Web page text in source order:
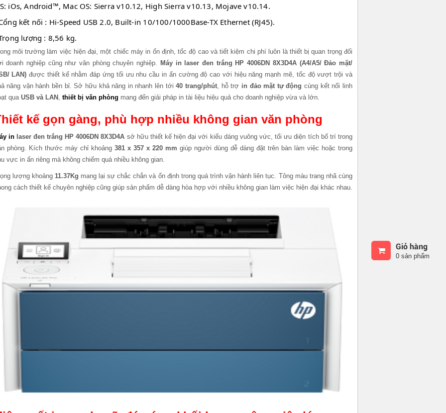
Giỏ hàng
0 sản phẩm
iOs, Android™, Mac OS: Sierra v10.12, High Sierra v10.13, Mojave v10.14.
kết nối : Hi-Speed USB 2.0, Built-in 10/100/1000Base-TX Ethernet (RJ45).
lượng : 8,56 kg.
môi trường làm việc hiện đại, một chiếc máy in ổn định, tốc độ cao và tiết kiệm chi phí luôn là thiết bị quan trọng đối
doanh nghiệp cũng như văn phòng chuyên nghiệp.
Máy in laser đen trắng HP 4006DN 8X3D4A (A4/A5/ Đảo mặt/
LAN) được thiết kế nhằm đáp ứng tối ưu nhu cầu in ấn cường độ cao với hiệu năng mạnh mẽ, tốc độ vượt trội và
năng vận hành bền bỉ. Sở hữu khả năng in nhanh lên tới40 trang/phút , hỗ trợ in đảo mặt tự động cùng kết nối linh
qua USB và LAN thiết bị văn phòng mang đến giải pháp in tài liệu hiệu quả cho doanh nghiệp vừa và lớn.
kế gọn gàng, phù hợp nhiều không gian văn phòng
inlaser đen trắng HP 4006DN 8X3D4A sở hữu thiết kế hiện đại với kiểu dáng vuông vức, tối ưu diện tích bố trí trong
phòng. Kích thước máy chỉ khoảng 381 x 357 x 220 mm giúp người dùng dễ dàng đặt trên bàn làm việc hoặc trong
vực in ấn riêng mà không chiếm quá nhiều không gian.
lượng khoảng 11.37Kg mang lại sự chắc chắn và ổn định trong quá trình vận hành liên tục. Tông màu trang nhã cùng
cách thiết kế chuyên nghiệp cũng giúp sản phẩm dễ dàng hòa hợp với nhiều không gian làm việc hiện đại khác nhau.